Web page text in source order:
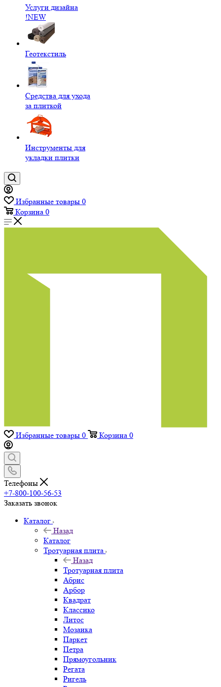
Услуги дизайна
!NEW
Геотекстиль
Средства для ухода
за плиткой
Инструменты для
укладки плитки
Избранные товары 0
Корзина 0
Избранные товары 0 Корзина 0
Телефоны
+7-800-100-56-53
Заказать звонок
Каталог
Назад
Каталог
Тротуарная плита
Назад
Тротуарная плита
Абрис
Арбор
Квадрат
Классико
Литос
Мозаика
Паркет
Петра
Прямоугольник
Регата
Ригель